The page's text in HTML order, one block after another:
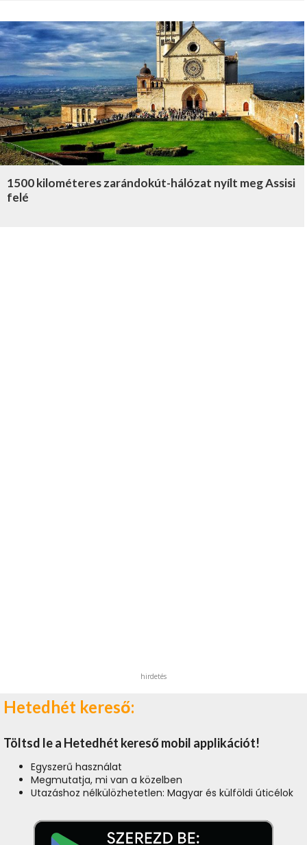
1500 kilométeres zarándokút-hálózat nyílt meg Assisi
felé
hirdetés
Hetedhét kereső:
Töltsd le a Hetedhét kereső mobil applikációt!
Egyszerű használat
Megmutatja, mi van a közelben
Utazáshoz nélkülözhetetlen: Magyar és külföldi úticélok